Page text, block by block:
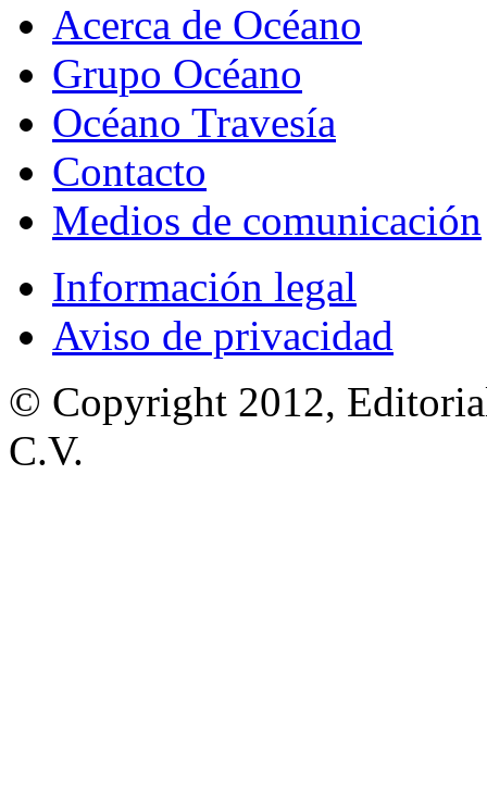
Acerca de Océano
Grupo Océano
Océano Travesía
Contacto
Medios de comunicación
Información legal
Aviso de privacidad
© Copyright 2012,
C.V.